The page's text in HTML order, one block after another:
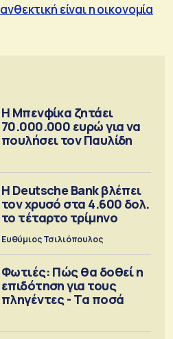
είναι η οικονομία
Η Μπενφίκα ζητάει
70.000.000 ευρώ για να
πουλήσει τον Παυλίδη
Η Deutsche Bank βλέπει
τον χρυσό στα 4.600 δολ.
το τέταρτο τρίμηνο
Ευθύμιος Τσιλιόπουλος
Φωτιές: Πώς θα δοθεί η
επιδότηση για τους
πληγέντες - Τα ποσά